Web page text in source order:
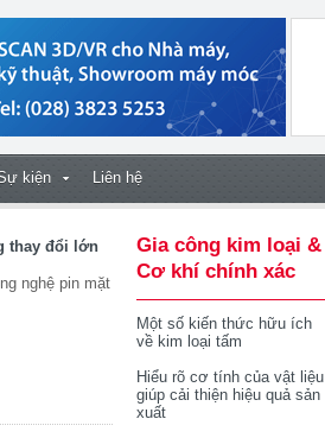
kiện Liên hệ
thay đổi lớn
nghệ pin mặt
Gia công kim loại &
Cơ khí chính xác
Một số kiến thức hữu ích
về kim loại tấm
Hiểu rõ cơ tính của vật liệu
giúp cải thiện hiệu quả sản
xuất